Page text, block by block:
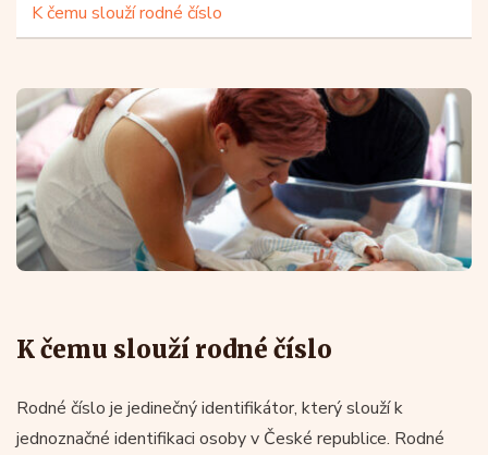
K čemu slouží rodné číslo
K čemu slouží rodné číslo
Rodné číslo je jedinečný identifikátor, který slouží k
jednoznačné identifikaci osoby v České republice. Rodné